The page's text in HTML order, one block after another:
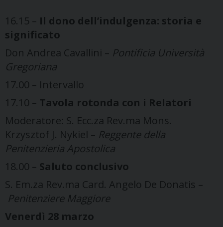
16.15 – Il dono dell’indulgenza: storia e
significato
Don Andrea Cavallini – Pontificia Università
Gregoriana
17.00 – Intervallo
17.10 – Tavola rotonda con i Relatori
Moderatore: S. Ecc.za Rev.ma Mons.
Krzysztof J. Nykiel – Reggente della
Penitenzieria Apostolica
18.00 – Saluto conclusivo
S. Em.za Rev.ma Card. Angelo De Donatis –
Penitenziere Maggiore
Venerdì 28 marzo